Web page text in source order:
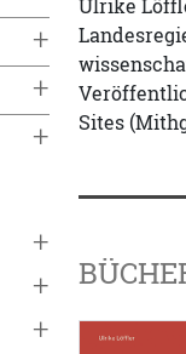
+
+
+
+
+
+
Ulrike
Sites